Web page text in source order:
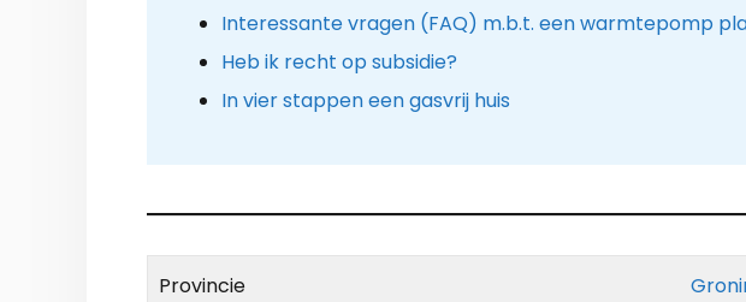
Interessante vragen (FAQ) m.b.t. een warmtepomp
Heb ik recht op subsidie?
In vier stappen een gasvrij huis
Provincie